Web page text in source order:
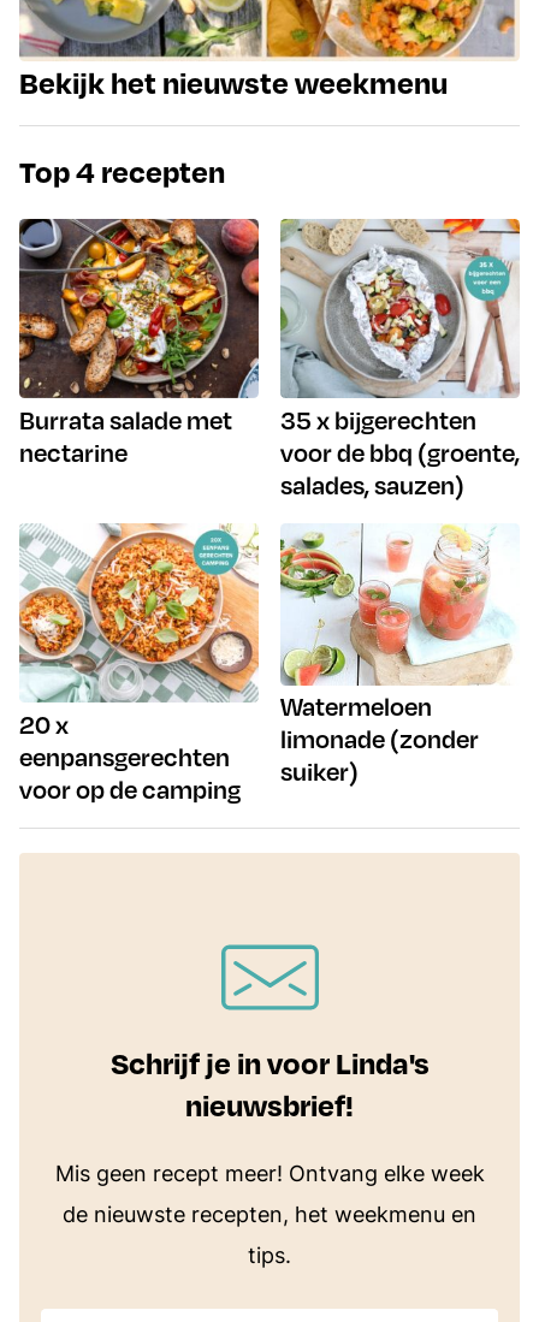
Bekijk het nieuwste weekmenu
Top 4 recepten
Burrata salade met
nectarine
35 x bijgerechten
voor de bbq (groente,
salades, sauzen)
20 x
eenpansgerechten
voor op de camping
Watermeloen
limonade (zonder
suiker)
Schrijf je in voor Linda's
nieuwsbrief!
Mis geen recept meer! Ontvang elke week
de nieuwste recepten, het weekmenu en
tips.